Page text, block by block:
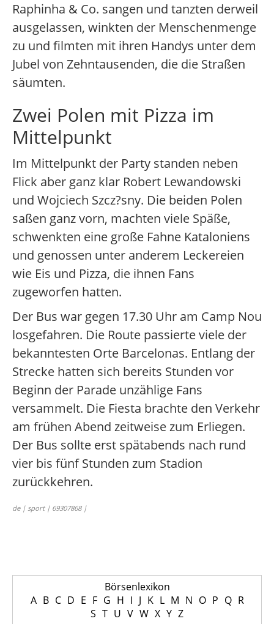
Raphinha & Co. sangen und tanzten derweil
ausgelassen, winkten der Menschenmenge
zu und filmten mit ihren Handys unter dem
Jubel von Zehntausenden, die die Straßen
säumten.
Zwei Polen mit Pizza im
Mittelpunkt
Im Mittelpunkt der Party standen neben
Flick aber ganz klar Robert Lewandowski
und Wojciech Szcz?sny. Die beiden Polen
saßen ganz vorn, machten viele Späße,
schwenkten eine große Fahne Kataloniens
und genossen unter anderem Leckereien
wie Eis und Pizza, die ihnen Fans
zugeworfen hatten.
Der Bus war gegen 17.30 Uhr am Camp Nou
losgefahren. Die Route passierte viele der
bekanntesten Orte Barcelonas. Entlang der
Strecke hatten sich bereits Stunden vor
Beginn der Parade unzählige Fans
versammelt. Die Fiesta brachte den Verkehr
am frühen Abend zeitweise zum Erliegen.
Der Bus sollte erst spätabends nach rund
vier bis fünf Stunden zum Stadion
zurückkehren.
de | sport | 69307868 |
Börsenlexikon
A B C D E F G H I J K L M N O P Q R
S T U V W X Y Z